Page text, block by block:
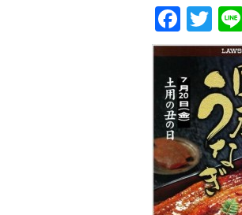
F
a
c
e
b
o
o
k
T
w
itt
er